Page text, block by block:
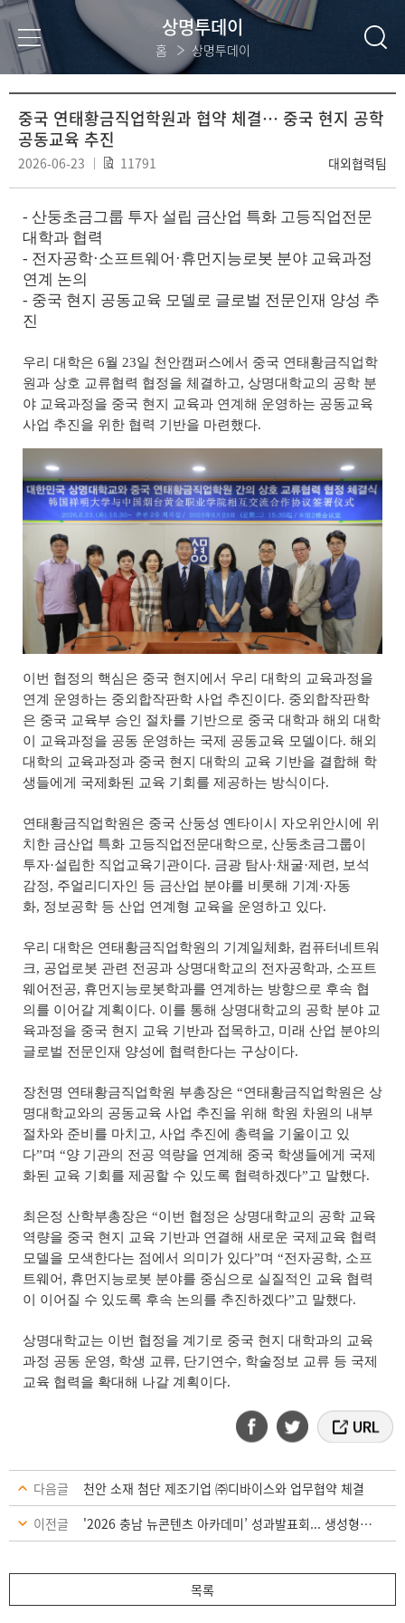
상명투데이
홈 상명투데이
중국 연태황금직업학원과 협약 체결… 중국 현지 공학
공동교육 추진
2026-06-23 11791 대외협력팀
- 산둥초금그룹 투자 설립 금산업 특화 고등직업전문
대학과 협력
- 전자공학·소프트웨어 ·휴먼지능로봇 분야 교육과정
연계 논의
- 중국 현지 공동교육 모델로 글로벌 전문인재 양성 추
진
우리 대학은 6월 23일 천안캠퍼스에서 중국 연태황금직업학
원과 상호 교류협력 협정을 체결하고, 상명대학교의 공학 분
야 교육과정을 중국 현지 교육과 연계해 운영하는 공동교육
사업 추진을 위한 협력 기반을 마련했다.
이번 협정의 핵심은 중국 현지에서 우리 대학의 교육과정을
연계 운영하는 중외합작판학 사업 추진이다. 중외합작판학
은 중국 교육부 승인 절차를 기반으로 중국 대학과 해외 대학
이 교육과정을 공동 운영하는 국제 공동교육 모델이다. 해외
대학의 교육과정과 중국 현지 대학의 교육 기반을 결합해 학
생들에게 국제화된 교육 기회를 제공하는 방식이다.
연태황금직업학원은 중국 산둥성 옌타이시 자오위안시에 위
치한 금산업 특화 고등직업전문대학으로, 산둥초금그룹이
투자·설립한 직업교육기관이다. 금광 탐사·채굴·제련, 보석
감정, 주얼리디자인 등 금산업 분야를 비롯해 기계 ·자동
화, 정보공학 등 산업 연계형 교육을 운영하고 있다.
우리 대학은 연태황금직업학원의 기계일체화, 컴퓨터네트워
크, 공업로봇 관련 전공과 상명대학교의 전자공학과, 소프트
웨어전공, 휴먼지능로봇학과를 연계하는 방향으로 후속 협
의를 이어갈 계획이다. 이를 통해 상명대학교의 공학 분야 교
육과정을 중국 현지 교육 기반과 접목하고, 미래 산업 분야의
글로벌 전문인재 양성에 협력한다는 구상이다.
장천명 연태황금직업학원 부총장은 “연태황금직업학원은 상
명대학교와의 공동교육 사업 추진을 위해 학원 차원의 내부
절차와 준비를 마치고, 사업 추진에 총력을 기울이고 있
다”며 “양 기관의 전공 역량을 연계해 중국 학생들에게 국제
화된 교육 기회를 제공할 수 있도록 협력하겠다”고 말했다.
최은정 산학부총장은 “이번 협정은 상명대학교의 공학 교육
역량을 중국 현지 교육 기반과 연결해 새로운 국제교육 협력
모델을 모색한다는 점에서 의미가 있다”며 “전자공학, 소프
트웨어 , 휴먼지능로봇 분야를 중심으로 실질적인 교육 협력
이 이어질 수 있도록 후속 논의를 추진하겠다”고 말했다.
상명대학교는 이번 협정을 계기로 중국 현지 대학과의 교육
과정 공동 운영, 학생 교류, 단기연수, 학술정보 교류 등 국제
교육 협력을 확대해 나갈 계획이다.
다음글
천안 소재 첨단 제조기업 ㈜디바이스와 업무협약 체결
이전글
'2026 충남 뉴콘텐츠 아카데미’ 성과발표회... 생성형 AI로 충남 로컬 콘텐츠 제작 성과 공유
목록